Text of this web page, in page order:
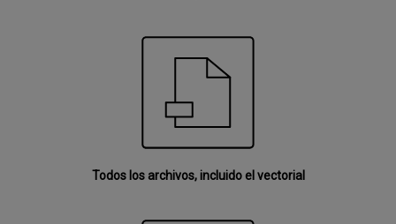
Todos los archivos, incluido el vectorial